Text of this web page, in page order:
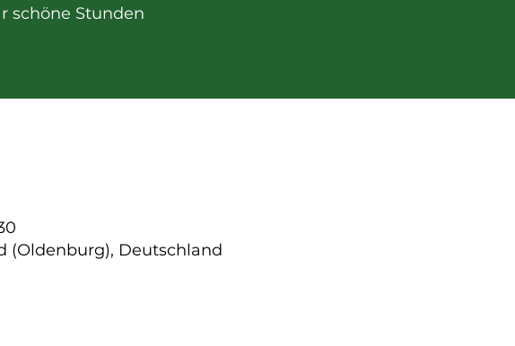
schöne Stunden
(Oldenburg), Deutschland